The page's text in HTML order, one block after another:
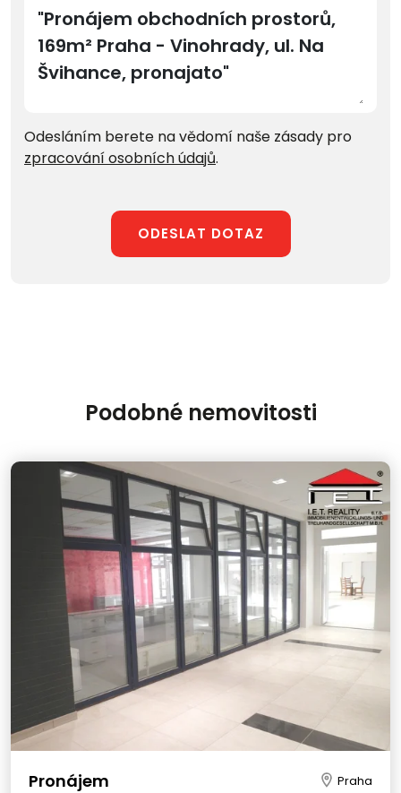
Odesláním berete na vědomí naše zásady pro
zpracování osobních údajů.
ODESLAT DOTAZ
Podobné nemovitosti
Pronájem Praha